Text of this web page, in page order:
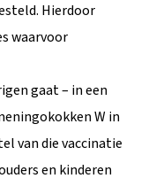
Hierdoor
waarvoor
gaat – in een
W in
van die vaccinatie
en kinderen